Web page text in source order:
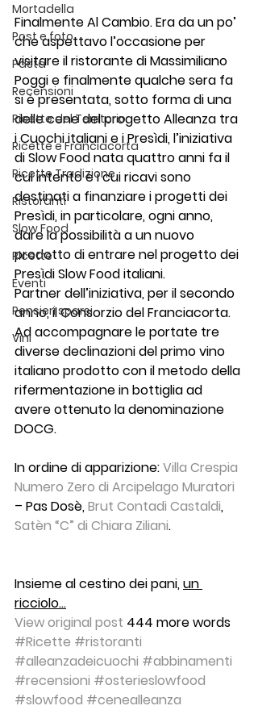
Mortadella
Post e foto
Pasta
Recensioni
Ricette del Territorio
Ricette e Franciacorta
Ricette Tradizione
Ristoranti
Slow Food
Ricette
Eventi
Pensieri sparsi
Vini
Finalmente Al Cambio. Era da un po’
che aspettavo l’occasione per
visitare il ristorante di Massimiliano
Poggi e finalmente qualche sera fa
si è presentata, sotto forma di una
delle cene del progetto Alleanza tra
i Cuochi italiani e i Presìdi, l’iniziativa
di Slow Food nata quattro anni fa il
cui intento e i cui ricavi sono
destinati a finanziare i progetti dei
Presìdi, in particolare, ogni anno,
dare la possibilità a un nuovo
prodotto di entrare nel progetto dei
Presìdi Slow Food italiani.
Partner dell’iniziativa, per il secondo
anno, il Consorzio del Franciacorta.
Ad accompagnare le portate tre
diverse declinazioni del primo vino
italiano prodotto con il metodo della
rifermentazione in bottiglia ad
avere ottenuto la denominazione
DOCG.
In ordine di apparizione: Villa Crespia
Numero Zero di Arcipelago Muratori
– Pas Dosè, Brut Contadi Castaldi,
Satèn “C” di Chiara Ziliani.
Insieme al cestino dei pani, un
ricciolo…
View original post 444 more words
#Ricette #ristoranti
#alleanzadeicuochi #abbinamenti
#recensioni #osterieslowfood
#slowfood #cenealleanza